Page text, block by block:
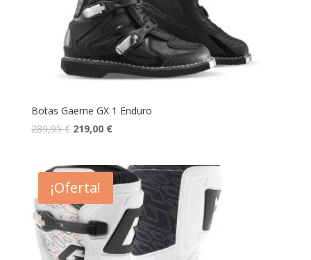
Botas Gaerne GX 1 Enduro
289,95€ 219,00 €
¡Oferta!